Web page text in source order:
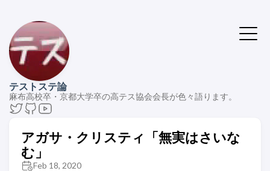
テストステ論
麻布高校卒・京都大学卒の高テス協会会長が色々語ります。
アガサ・クリスティ「無実はさいな
む」
Feb 18, 2020